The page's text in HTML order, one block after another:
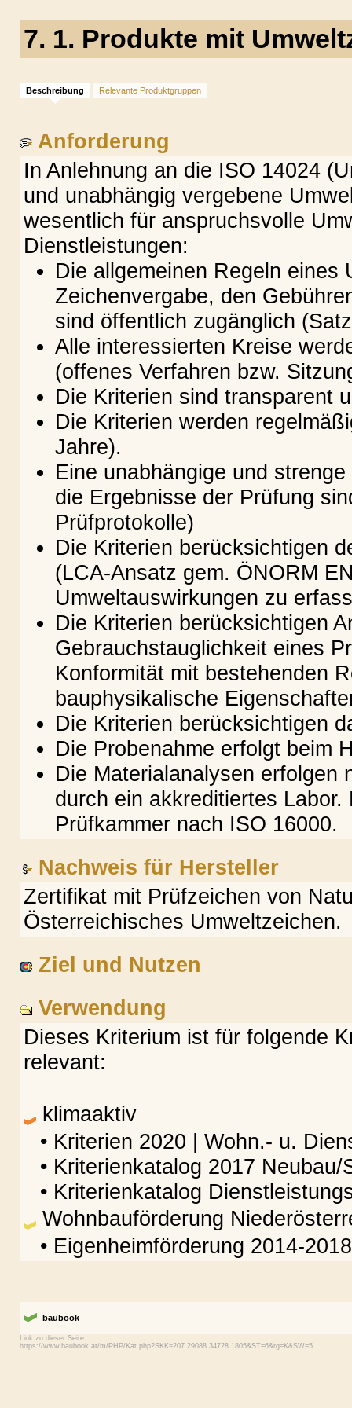
7. 1. Produkte mit
Beschreibung Relevante Produktgruppen
Anforderung
In Anlehnung an die ISO 14024
und unabhängig vergebene
wesentlich für anspruchsvolle
Dienstleistungen:
Die allgemeinen Regeln eines
Zeichenvergabe, den
sind öffentlich zugänglich
Alle interessierten Kreise
(offenes Verfahren bzw.
Die Kriterien sind transparent
Die Kriterien werden
Jahre).
Eine unabhängige und
die Ergebnisse der Prüfung
Prüfprotokolle)
Die Kriterien berücksichtigen
(LCA-Ansatz gem. ÖNORM
Umweltauswirkungen zu
Die Kriterien berücksichtigen
Gebrauchstauglichkeit eines
Konformität mit bestehenden
bauphysikalische
Die Kriterien berücksichtigen
Die Probenahme erfolgt beim
Die Materialanalysen erfolgen
durch ein akkreditiertes
Prüfkammer nach ISO 16000.
Nachweis für Hersteller
Zertifikat mit Prüfzeichen von
Österreichisches Umweltzeichen.
Ziel und Nutzen
Verwendung
Dieses Kriterium ist für folgende
relevant:
klimaaktiv
• Kriterien 2020 | Wohn.- u.
• Kriterienkatalog 2017 Neubau/
• Kriterienkatalog
Wohnbauförderung
• Eigenheimförderung 2014-2018
baubook
Link zu dieser Seite: